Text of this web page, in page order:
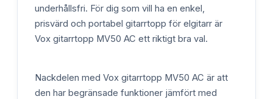
underhållsfri. För dig som vill ha en enkel,
prisvärd och portabel gitarrtopp för elgitarr är
Vox gitarrtopp MV50 AC ett riktigt bra val.
Nackdelen med Vox gitarrtopp MV50 AC är att
den har begränsade funktioner jämfört med